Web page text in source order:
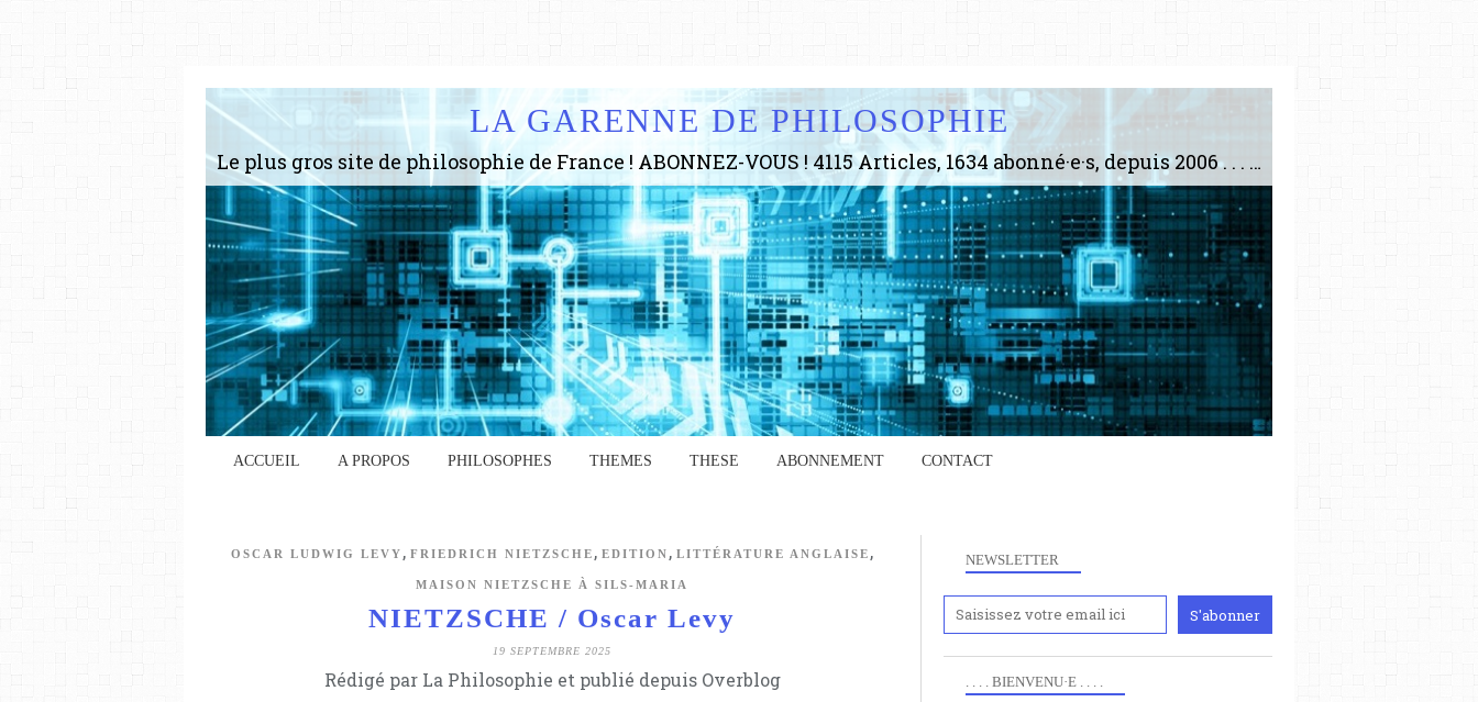
LA GARENNE DE PHILOSOPHIE
Le plus gros site de philosophie de France ! ABONNEZ-VOUS ! 4115 Articles, 1634 abonné·e·s, depuis 2006 . . . . . . . . 2 852 214 pages vues jusqu'à présent. Prestance et être apte à un plus grand nombre de choses.
ACCUEIL A PROPOS PHILOSOPHES THEMES THESE ABONNEMENT CONTACT
OSCAR LUDWIG LEVY , FRIEDRICH NIETZSCHE , EDITION , LITTÉRATURE ANGLAISE ,
MAISON NIETZSCHE À SILS-MARIA
NIETZSCHE / Oscar Levy
19 SEPTEMBRE 2025
Rédigé par La Philosophie et publié depuis Overblog
NEWSLETTER
. . . . BIENVENU·E . . . .
Anciennement
www.paris8philo.com, ce site, créé
en 2006 lors du mouvement anti-CPE,